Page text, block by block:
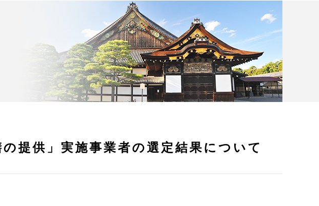
提供」実施事業者の選定結果について